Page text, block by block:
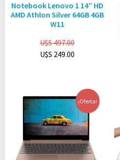
Notebook Lenovo 1 14″ HD
AMD Athlon Silver 64GB 4GB
W11
U$S497.00
U$S 249.00
¡Oferta!